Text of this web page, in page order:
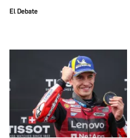
El Debate